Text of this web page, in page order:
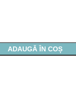
ADAUGĂ ÎN COȘ